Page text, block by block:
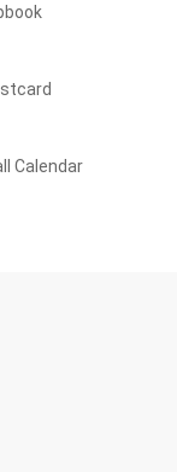
Calendar